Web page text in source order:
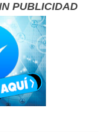
PUBLICIDAD